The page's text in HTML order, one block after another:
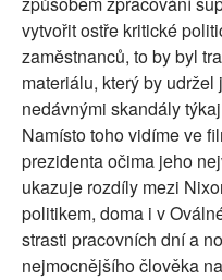
vytvořit ostře kritické
zaměstnanců, to by byl
materiálu, který by
nedávnými skandály
Namísto toho vidíme ve
prezidenta očima jeho
ukazuje rozdíly mezi
politikem, doma i v
strasti pracovních dní a
nejmocnějšího člověka